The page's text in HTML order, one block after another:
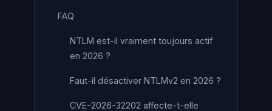
FAQ
NTLM est-il vraiment toujours actif
en 2026 ?
Faut-il désactiver NTLMv2 en 2026 ?
CVE-2026-32202 affecte-t-elle